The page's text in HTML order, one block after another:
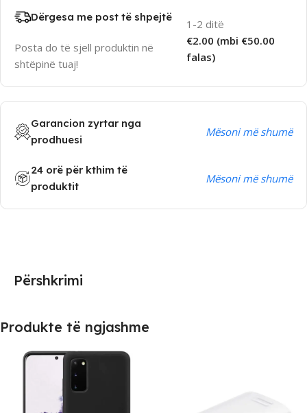
Dërgesa me post të shpejtë
Posta do të sjell produktin në
shtëpinë tuaj!
1-2 ditë
€2.00 (mbi €50.00
falas)
Garancion zyrtar nga
prodhuesi
Mësoni më shumë
24 orë për kthim të
produktit
Mësoni më shumë
Përshkrimi
Produkte të ngjashme